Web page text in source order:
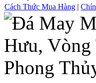
Cách Thức Mua Hàng |